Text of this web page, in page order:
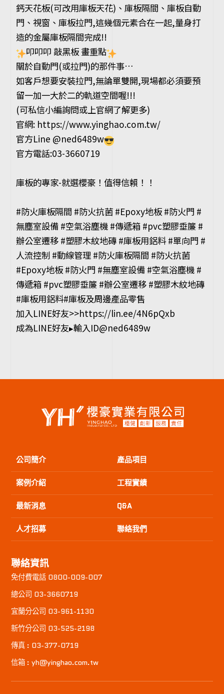
鈣天花板(可改用庫板天花)、庫板隔間、庫板自動
門、視窗、庫板拉門,這幾個元素合在一起,量身打
造的金屬庫板隔間完成!!
叩叩叩 敲黑板 畫重點
關於自動門(或拉門)的那件事…
如客戶想要安裝拉門,無論單雙開,現場都必須要預
留一加一大於二的軌道空間喔!!!
(可私信小編詢問或上官網了解更多)
官網: https://www.yinghao.com.tw/
官方Line @ned6489w
官方電話:03-3660719
庫板的專家-就選櫻豪！值得信賴！！
#防火庫板隔間 #防火抗菌 #Epoxy地板 #防火門 #
無塵室設備 #空氣浴塵機 #傳遞箱 #pvc塑膠垂簾 #
辦公室遷移 #塑膠木紋地磚 #庫板用鋁料 #單向門 #
人流控制 #動線管理 #防火庫板隔間 #防火抗菌
#Epoxy地板 #防火門 #無塵室設備 #空氣浴塵機 #
傳遞箱 #pvc塑膠垂簾 #辦公室遷移 #塑膠木紋地磚
#庫板用鋁料#庫板及周邊產品零售
加入LINE好友>>https://lin.ee/4N6pQxb
成為LINE好友▸輸入ID@ned6489w
公司簡介 產品項目
案例介紹 工程實績
最新消息 Q&A
人才招募 聯絡我們
聯絡資訊
免付費電話 0800-009-007
總公司 03-3660719
宜蘭分公司 03-961-1130
新竹分公司 03-525-2198
傳真 : 03-377-0719
信箱 : yh@yinghao.com.tw